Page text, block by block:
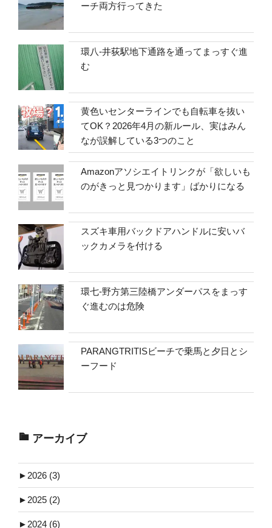
ーチ両方行ってきた
環八-井荻駅地下通路を通ってまっすぐ進
む
黄色いセンターラインでも自転車を抜い
てOK？2026年4月の新ルール、実はみん
なが誤解している3つのこと
Amazonアソシエイトリンクが「欲しいも
のがきっと見つかります」ばかりになる
スズキ車用バックドアハンドルに安いバ
ックカメラを付ける
環七-野方第三陸橋アンダーパスをまっす
ぐ進むのは危険
PARANGTRITISビーチで乗馬と夕日とシ
ーフード
アーカイブ
► 2026 (3)
► 2025 (2)
► 2024 (6)